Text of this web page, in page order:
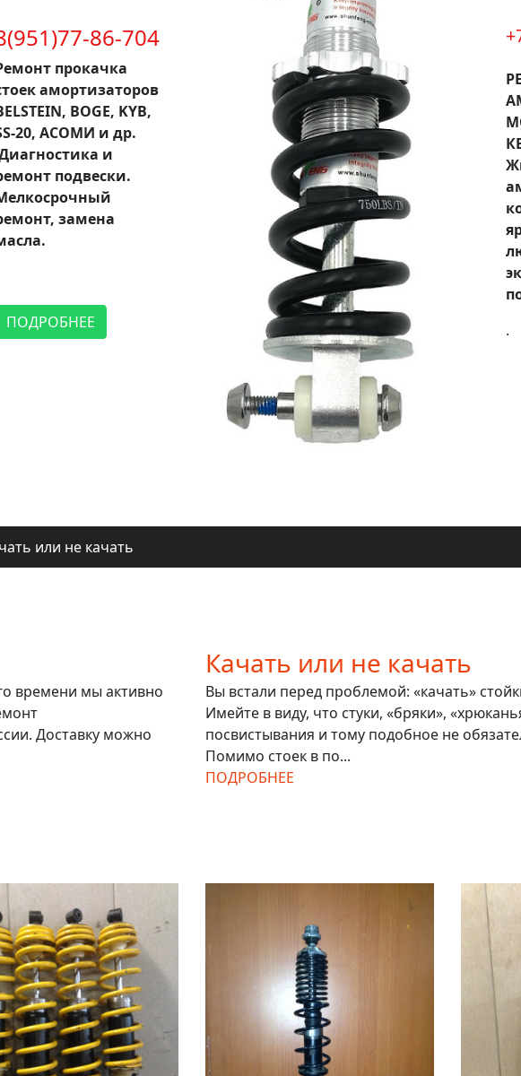
86-704
прокачка
амортизаторов
BOGE, KYB,
20, АСОМИ и др.
и
подвески.
замена
ПОДРОБНЕЕ
.
регионов
времени мы активно
Доставку можно
Качать или не качать
Вы встали перед проблемой: «качать»
Имейте в виду, что стуки, «бряки»,
посвистывания и тому подобное не
Помимо стоек в по...
ПОДРОБНЕЕ